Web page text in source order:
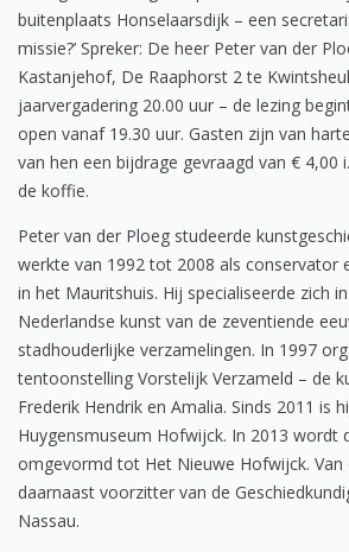
buitenplaats Honselaarsdijk – een
missie?’ Spreker: De heer Peter van der
Kastanjehof, De Raaphorst 2 te
jaarvergadering 20.00 uur – de lezing
open vanaf 19.30 uur. Gasten zijn van
van hen een bijdrage gevraagd van € 4,00
de koffie.
Peter van der Ploeg studeerde
werkte van 1992 tot 2008 als conservator
in het Mauritshuis. Hij specialiseerde zich
Nederlandse kunst van de zeventiende
stadhouderlijke verzamelingen. In 1997
tentoonstelling Vorstelijk Verzameld – de
Frederik Hendrik en Amalia. Sinds 2011 is
Huygensmuseum Hofwijck. In 2013 wordt
omgevormd tot Het Nieuwe Hofwijck. Van
daarnaast voorzitter van de
Nassau.